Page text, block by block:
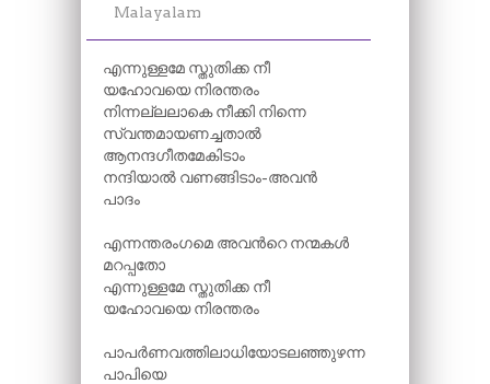
Malayalam
എന്നുള്ളമേ സ്തുതിക്ക നീ
യഹോവയെ നിരന്തരം
നിന്നല്ലലാകെ നീക്കി നിന്നെ
സ്വന്തമായണച്ചതാൽ
ആനന്ദഗീതമേകിടാം
നന്ദിയാൽ വണങ്ങിടാം-അവൻ
പാദം
എന്നന്തരംഗമെ അവന്‍റെ നന്മകൾ
മറപ്പതോ
എന്നുള്ളമേ സ്തുതിക്ക നീ
യഹോവയെ നിരന്തരം
പാപർണവത്തിലാധിയോടലഞ്ഞുഴന്ന
പാപിയെ